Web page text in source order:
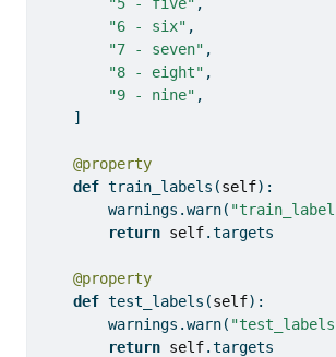
"6 - six" ,
"7 - seven" ,
"8 - eight" ,
"9 - nine" ,
    ]
@property
def train_labels(self):
        warnings.warn(
return self.targets
@property
def test_labels(self):
        warnings.warn(
"test_labels
return self.targets